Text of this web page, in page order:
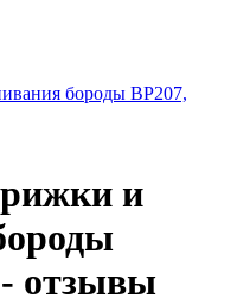
бороды BP207,
и
- отзывы